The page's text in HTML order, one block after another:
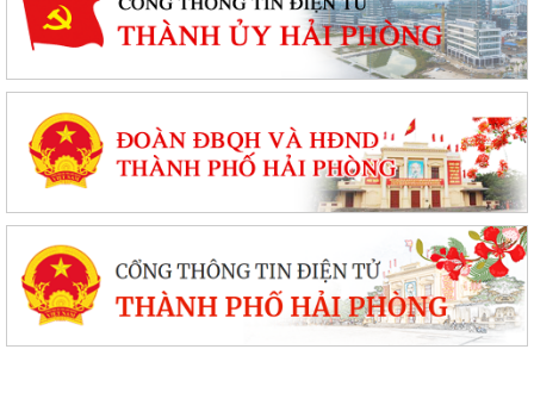
UBND XÃ VĨNH AM PHỐI HỢP KIỂM TRA HỒ SƠ ĐỀ NGHỊ CẤP KINH PHÍ